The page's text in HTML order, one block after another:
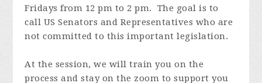
Fridays from 12 pm to 2 pm. The goal is to
call US Senators and Representatives who are
not committed to this important legislation.
At the session, we will train you on the
process and stay on the zoom to support you